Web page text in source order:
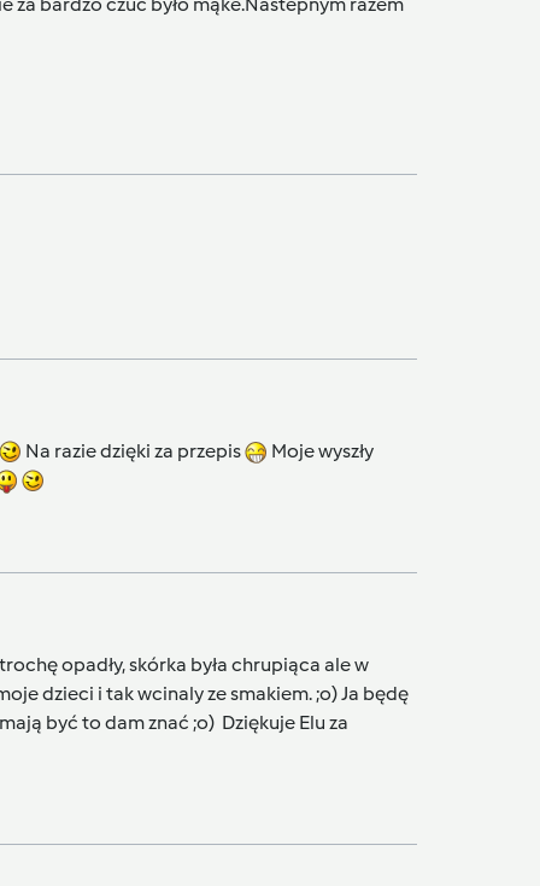
Na razie dzięki za przepis
Moje wyszły
opadły, skórka była chrupiąca ale w
dzieci i tak wcinaly ze smakiem. ;o) Ja będę
być to dam znać ;o) Dziękuje Elu za